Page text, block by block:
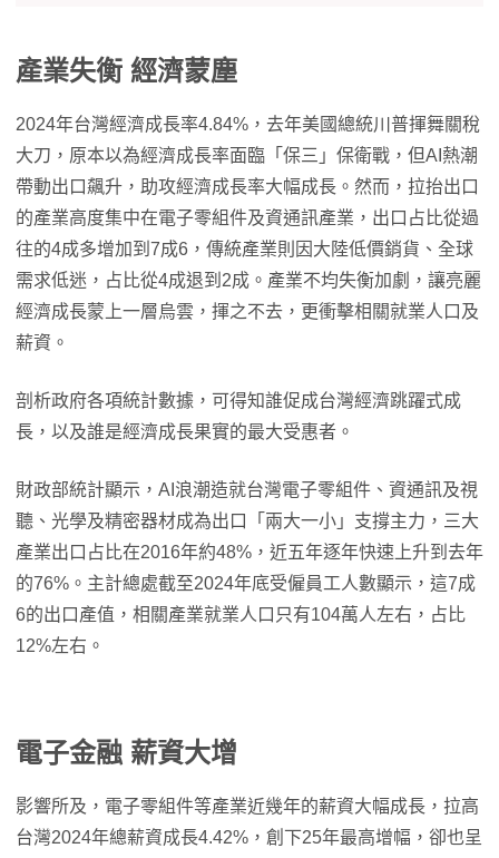
產業失衡 經濟蒙塵
2024年台灣經濟成長率4.84%，去年美國總統川普揮舞關稅
大刀，原本以為經濟成長率面臨「保三」保衛戰，但AI熱潮
帶動出口飆升，助攻經濟成長率大幅成長。然而，拉抬出口
的產業高度集中在電子零組件及資通訊產業，出口占比從過
往的4成多增加到7成6，傳統產業則因大陸低價銷貨、全球
需求低迷，占比從4成退到2成。產業不均失衡加劇，讓亮麗
經濟成長蒙上一層烏雲，揮之不去，更衝擊相關就業人口及
薪資。
剖析政府各項統計數據，可得知誰促成台灣經濟跳躍式成
長，以及誰是經濟成長果實的最大受惠者。
財政部統計顯示，AI浪潮造就台灣電子零組件、資通訊及視
聽、光學及精密器材成為出口「兩大一小」支撐主力，三大
產業出口占比在2016年約48%，近五年逐年快速上升到去年
的76%。主計總處截至2024年底受僱員工人數顯示，這7成
6的出口產值，相關產業就業人口只有104萬人左右，占比
12%左右。
電子金融 薪資大增
影響所及，電子零組件等產業近幾年的薪資大幅成長，拉高
台灣2024年總薪資成長4.42%，創下25年最高增幅，卻也呈